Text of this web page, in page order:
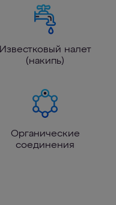
Известковый налет
(накипь)
Органические
соединения